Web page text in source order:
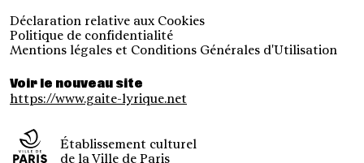
Déclaration relative aux Cookies
Politique de confidentialité
Mentions légales et Conditions Générales d'Utilisation
Voir le nouveau site
https://www.gaite-lyrique.net
Établissement culturel
de la Ville de Paris